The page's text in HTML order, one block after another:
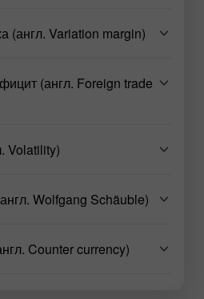
(англ. Variation margin)
(англ. Foreign trade
Volatility)
Wolfgang Schäuble)
Counter currency)